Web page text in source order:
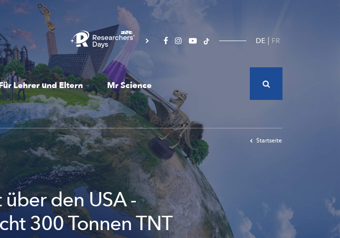
DE FR
Lehrer und Eltern Mr Science
Startseite
den USA -
300 Tonnen TNT